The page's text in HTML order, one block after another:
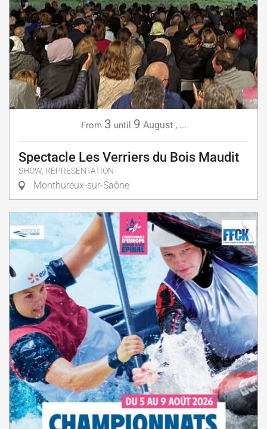
From 3 until 9 August, ...
Spectacle Les Verriers du Bois Maudit
SHOW, REPRESENTATION
Monthureux-sur-Saône